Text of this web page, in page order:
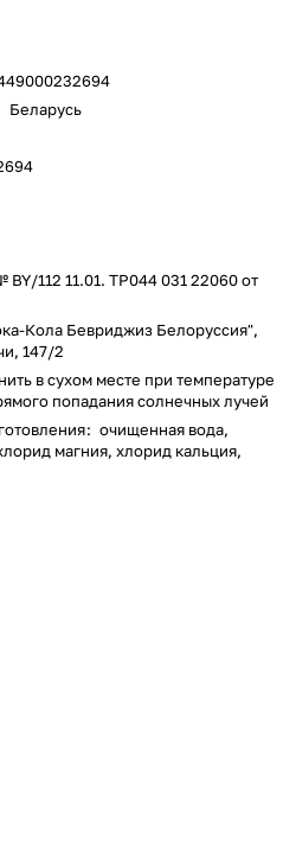
Беларусь
112 11.01. ТР044 031 22060 от
Кола Бевриджиз Белоруссия",
147/2
в сухом месте при температуре
попадания солнечных лучей
: очищенная вода,
магния, хлорид кальция,